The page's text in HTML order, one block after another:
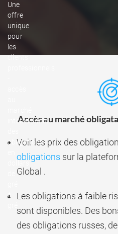
Une
offre
unique
pour
les
clients
international
obligations
à
Accès au marché
Voir les prix des
obligations sur la
Global .
Les obligations à faible
sont disponibles. Des
des obligations russes,